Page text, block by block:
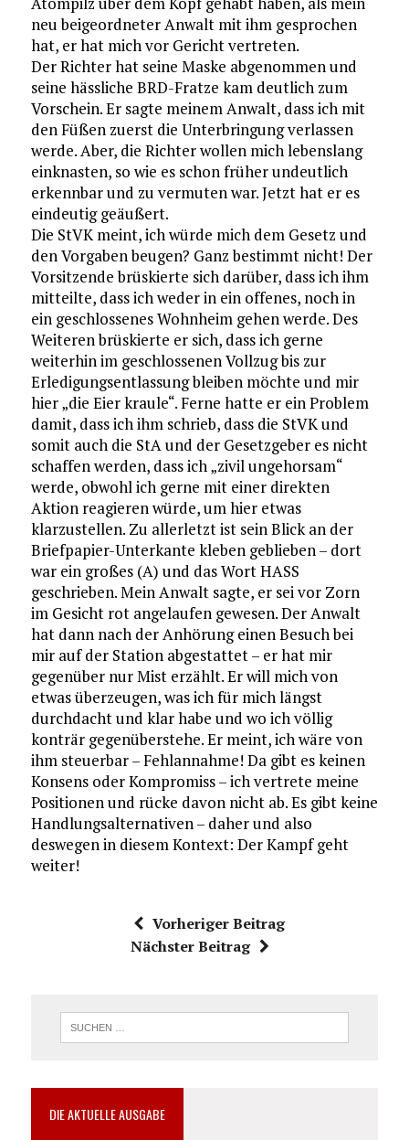
neu beigeordneter Anwalt mit ihm gesprochen
hat, er hat mich vor Gericht vertreten.
Der Richter hat seine Maske abgenommen und
seine hässliche BRD-Fratze kam deutlich zum
Vorschein. Er sagte meinem Anwalt, dass ich mit
den Füßen zuerst die Unterbringung verlassen
werde. Aber, die Richter wollen mich lebenslang
einknasten, so wie es schon früher undeutlich
erkennbar und zu vermuten war. Jetzt hat er es
eindeutig geäußert.
Die StVK meint, ich würde mich dem Gesetz und
den Vorgaben beugen? Ganz bestimmt nicht! Der
Vorsitzende brüskierte sich darüber, dass ich ihm
mitteilte, dass ich weder in ein offenes, noch in
ein geschlossenes Wohnheim gehen werde. Des
Weiteren brüskierte er sich, dass ich gerne
weiterhin im geschlossenen Vollzug bis zur
Erledigungsentlassung bleiben möchte und mir
hier „die Eier kraule“. Ferne hatte er ein Problem
damit, dass ich ihm schrieb, dass die StVK und
somit auch die StA und der Gesetzgeber es nicht
schaffen werden, dass ich „zivil ungehorsam“
werde, obwohl ich gerne mit einer direkten
Aktion reagieren würde, um hier etwas
klarzustellen. Zu allerletzt ist sein Blick an der
Briefpapier-Unterkante kleben geblieben – dort
war ein großes (A) und das Wort HASS
geschrieben. Mein Anwalt sagte, er sei vor Zorn
im Gesicht rot angelaufen gewesen. Der Anwalt
hat dann nach der Anhörung einen Besuch bei
mir auf der Station abgestattet – er hat mir
gegenüber nur Mist erzählt. Er will mich von
etwas überzeugen, was ich für mich längst
durchdacht und klar habe und wo ich völlig
konträr gegenüberstehe. Er meint, ich wäre von
ihm steuerbar – Fehlannahme! Da gibt es keinen
Konsens oder Kompromiss – ich vertrete meine
Positionen und rücke davon nicht ab. Es gibt keine
Handlungsalternativen – daher und also
deswegen in diesem Kontext: Der Kampf geht
weiter!
Vorheriger Beitrag
Nächster Beitrag
DIE AKTUELLE AUSGABE